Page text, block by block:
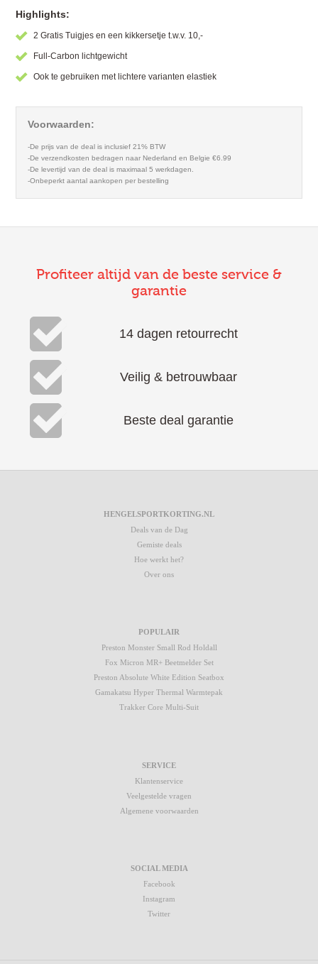
Highlights:
2 Gratis Tuigjes en een kikkersetje t.w.v. 10,-
Full-Carbon lichtgewicht
Ook te gebruiken met lichtere varianten elastiek
Voorwaarden:
-De prijs van de deal is inclusief 21% BTW
-De verzendkosten bedragen naar Nederland en Belgie €6.99
-De levertijd van de deal is maximaal 5 werkdagen.
-Onbeperkt aantal aankopen per bestelling
Profiteer altijd van de beste service &
garantie
14 dagen retourrecht
Veilig & betrouwbaar
Beste deal garantie
HENGELSPORTKORTING.NL
Deals van de Dag
Gemiste deals
Hoe werkt het?
Over ons
POPULAIR
Preston Monster Small Rod Holdall
Fox Micron MR+ Beetmelder Set
Preston Absolute White Edition Seatbox
Gamakatsu Hyper Thermal Warmtepak
Trakker Core Multi-Suit
SERVICE
Klantenservice
Veelgestelde vragen
Algemene voorwaarden
SOCIAL MEDIA
Facebook
Instagram
Twitter